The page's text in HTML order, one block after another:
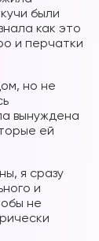
были
как это
и перчатки
но не
вынуждена
ей
я сразу
и
не